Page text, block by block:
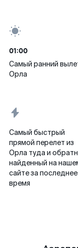
01:00
Самый ранний
Орла
Самый быстрый
прямой перелет из
Орла туда и
найденный на
сайте за последнее
время